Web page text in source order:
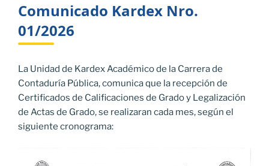
Comunicado Kardex Nro.
01/2026
La Unidad de Kardex Académico de la Carrera de
Contaduría Pública, comunica que la recepción de
Certificados de Calificaciones de Grado y Legalización
de Actas de Grado, se realizaran cada mes, según el
siguiente cronograma: